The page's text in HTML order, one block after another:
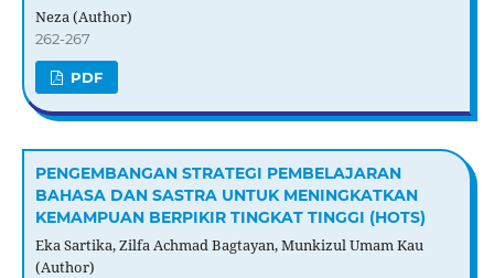
Neza (Author)
262-267
PDF
PENGEMBANGAN STRATEGI PEMBELAJARAN
BAHASA DAN SASTRA UNTUK MENINGKATKAN
KEMAMPUAN BERPIKIR TINGKAT TINGGI (HOTS)
Eka Sartika, Zilfa Achmad Bagtayan, Munkizul Umam Kau
(Author)